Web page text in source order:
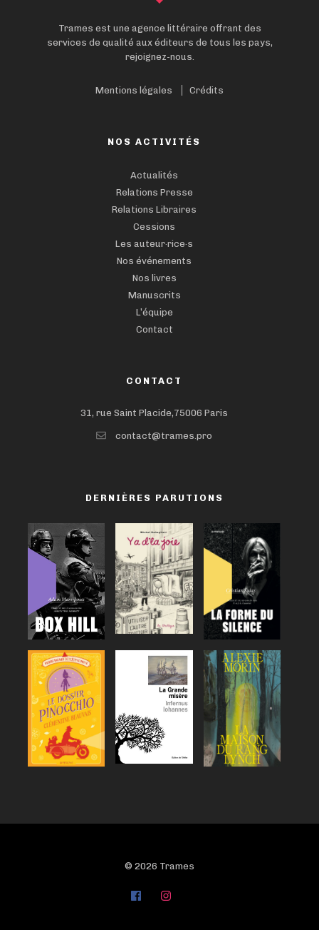
Trames est une agence littéraire offrant des
services de qualité aux éditeurs de tous les pays,
rejoignez-nous.
Mentions légales Crédits
NOS ACTIVITÉS
Actualités
Relations Presse
Relations Libraires
Cessions
Les auteur·rice·s
Nos événements
Nos livres
Manuscrits
L’équipe
Contact
CONTACT
31, rue Saint Placide,75006 Paris
contact@trames.pro
DERNIÈRES PARUTIONS
© 2026 Trames